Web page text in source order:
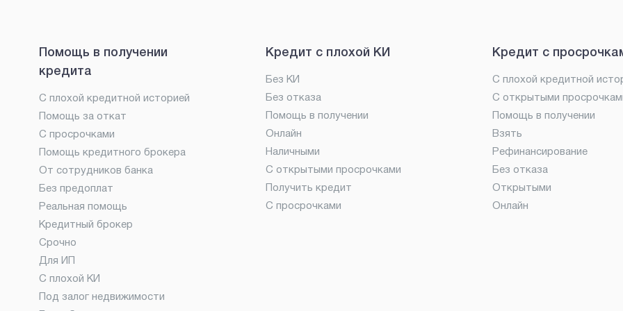
Помощь в получении
кредита
С плохой кредитной историей
Помощь за откат
С просрочками
Помощь кредитного брокера
От сотрудников банка
Без предоплат
Реальная помощь
Кредитный брокер
Срочно
Для ИП
С плохой КИ
Под залог недвижимости
Кредит с плохой КИ
Без КИ
Без отказа
Помощь в получении
Онлайн
Наличными
С открытыми просрочками
Получить кредит
С просрочками
Кредит с
С плохой кредитной
С открытыми
Помощь в получении
Взять
Рефинансирование
Без отказа
Открытыми
Онлайн